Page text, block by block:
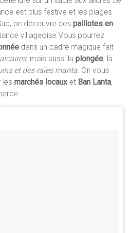
est plus festive et les plages
on découvre despaillotes en
villageoise.Vous pourrez
dans un cadre magique fait
, mais aussi laplongée, là
et des raies manta. On vous
lesmarchés locauxet Ban Lanta,